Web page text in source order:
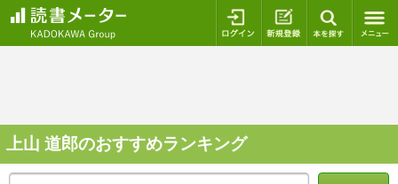
ログイン 新規登録
上山 道郎のおすすめランキング